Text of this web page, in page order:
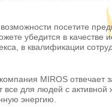
посетите
убедится в качестве
в квалификации
MIROS отвечает
все для людей с
энергию.